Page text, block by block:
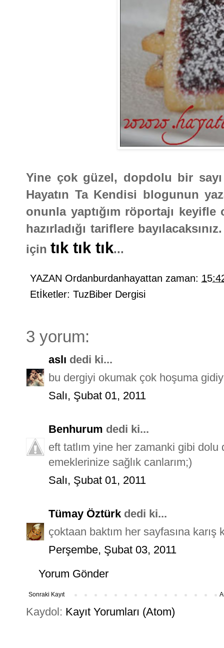
Yine çok güzel, dopdolu bir sayı
Hayatın Ta Kendisi blogunun
onunla yaptığım röportajı
hazırladığı tariflere
için tık tık tık...
YAZAN Ordanburdanhayattan zaman:
Etİketler: TuzBiber Dergisi
3 yorum:
aslı dedi ki...
bu dergiyi okumak çok hoşuma
Salı, Şubat 01, 2011
Benhurum dedi ki...
eft tatlım yine her zamanki gibi
emeklerinize sağlık canlarım;)
Salı, Şubat 01, 2011
Tümay Öztürk dedi ki...
çoktaan baktım her sayfasına
Perşembe, Şubat 03, 2011
Yorum Gönder
Sonraki Kayıt
Kaydol: Kayıt Yorumları (Atom)